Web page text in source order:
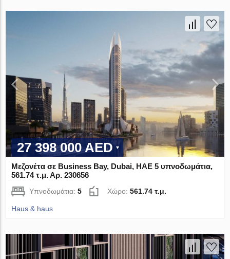
27 398 000 AED
Μεζονέτα σε Business Bay, Dubai, ΗΑΕ 5 υπνοδωμάτια,
561.74 τ.μ. Αρ. 230656
Υπνοδωμάτια:5 Χώρο:561.74 τ.μ.
Haus & haus